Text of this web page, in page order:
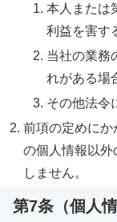
本人または
利益を害す
当社の業務
れがある場
その他法令
前項の定めに
の個人情報以外
しません。
第7条（個人